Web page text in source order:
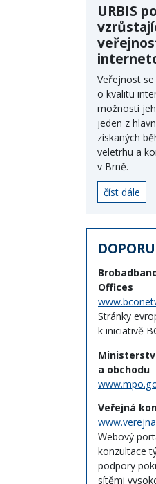
URBIS
Veřejnost
o kvalitu
možnosti
jeden z
získaných
veletrhu a
v Brně.
číst dále
Offices
Stránky
k iniciativě
a obchodu
Veřejná
Webový
konzultace
podpory
sítěmi